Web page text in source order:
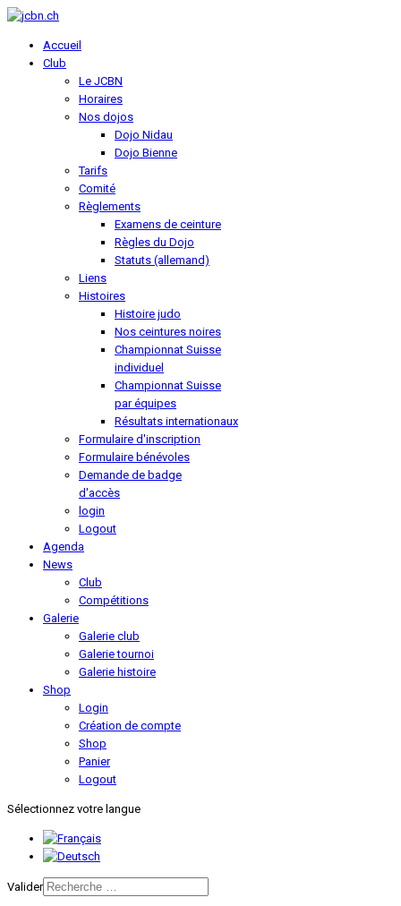
Accueil
Club
Le JCBN
Horaires
Nos dojos
Dojo Nidau
Dojo Bienne
Tarifs
Comité
Règlements
Examens de ceinture
Règles du Dojo
Statuts (allemand)
Liens
Histoires
Histoire judo
Nos ceintures noires
Championnat Suisse
individuel
Championnat Suisse
par équipes
Résultats internationaux
Formulaire d'inscription
Formulaire bénévoles
Demande de badge
d'accès
login
Logout
Agenda
News
Club
Compétitions
Galerie
Galerie club
Galerie tournoi
Galerie histoire
Shop
Login
Création de compte
Shop
Panier
Logout
Sélectionnez votre langue
Valider